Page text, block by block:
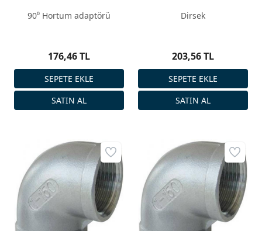
90⁰ Hortum adaptörü
176,46 TL
Dirsek
203,56 TL